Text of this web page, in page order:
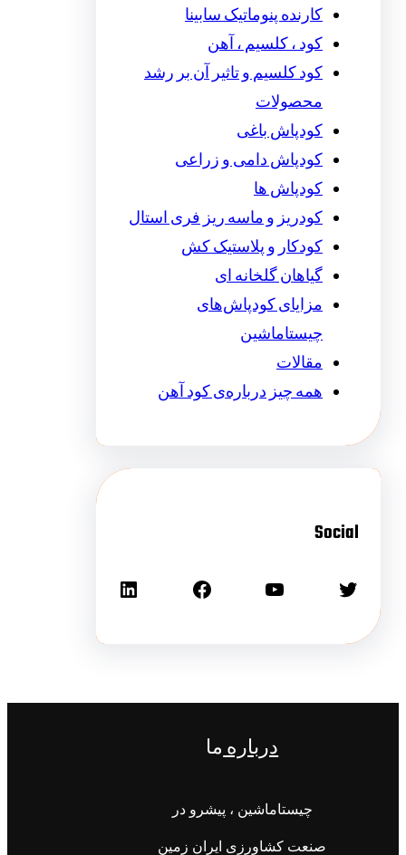
کارنده پنوماتیک سابینا
کود ، کلسیم ، آهن
کود کلسیم و تاثیر آن بر رشد
محصولات
کودپاش باغی
کودپاش دامی و زراعی
کودپاش ها
کودریز و ماسه ریز فری استال
کودکار و پلاستیک کش
گیاهان گلخانه ای
مزایای کودپاش‌های
چیستاماشین
مقالات
همه چیز درباره‌ی کود آهن
Social
دربارهما
چیستاماشین ، پیشرو در
صنعت کشاورزی ایران زمین